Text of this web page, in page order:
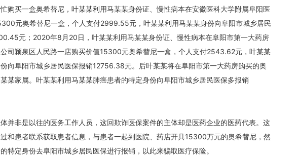
购买一盒奥希替尼，叶某某利用马某某身份证、慢性病本在安徽医科大学附属阜阳医
元奥希替尼一盒，个人支付2999.55元，叶某某利用马某某身份向阜阳市城乡居民
元；2020年8月20日，叶某某利用马某某身份证、慢性病本在阜阳市第一大药房
司颍泉区人民路一店购买价值15300元奥希替尼一盒，个人支付2543.62元，叶某某
向阜阳市城乡居民医保报销12756.38元。后叶某某将在阜阳市第一大药房购买的奥
某家属。叶某某利用马某某肺癌患者的特定身份向阜阳市城乡居民医保多报销
并非是以往的医务工作人员，这回欺诈医保案件的主体却是医药企业的医药代表。这
和患者联系获取患者信息，与患者一起到医院、药店开具15300万元的奥希替尼，然
特定身份去阜阳市城乡居民医保进行报销，以此来骗取医疗保险。